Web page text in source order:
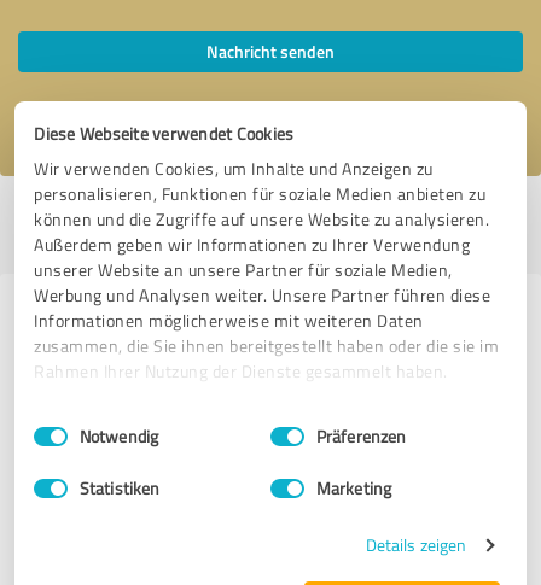
Diese Webseite verwendet Cookies
Wir verwenden Cookies, um Inhalte und Anzeigen zu
personalisieren, Funktionen für soziale Medien anbieten zu
können und die Zugriffe auf unsere Website zu analysieren.
Außerdem geben wir Informationen zu Ihrer Verwendung
unserer Website an unsere Partner für soziale Medien,
Werbung und Analysen weiter. Unsere Partner führen diese
Informationen möglicherweise mit weiteren Daten
zusammen, die Sie ihnen bereitgestellt haben oder die sie im
Rahmen Ihrer Nutzung der Dienste gesammelt haben.
Impressum Datenschutzbestimmungen
Einwilligungsauswahl
Notwendig Präferenzen
Statistiken Marketing
Details zeigen
Nachricht senden
Ich stimme den
Profil aktiv seit 01.05.2020 |Letzte Aktualisierung: 12.06.2026|Profil
melden
Erfahrungen zu weiteren
Anbietern aus dem Bereich
talentbee